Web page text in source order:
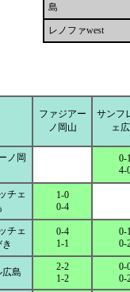
島
レノファwest
ファジアー
ノ岡山
サンフ
ェ
ノ岡
0-
4-
チェ
1-0
0-4
チェ
き
0-4
1-1
0-
0-
広島
2-2
1-2
0-
0-